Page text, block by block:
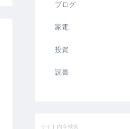
ブログ
家電
投資
読書